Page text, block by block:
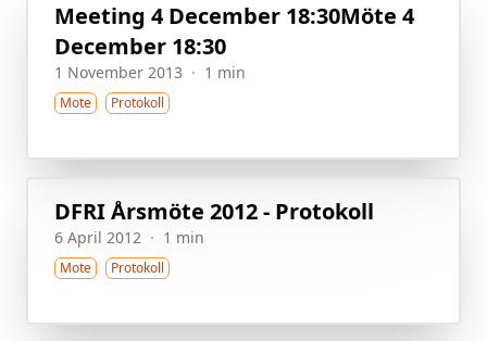
Meeting 4 December 18:30Möte 4
December 18:30
1 November 2013 · 1 min
Mote Protokoll
DFRI Årsmöte 2012 - Protokoll
6 April 2012 · 1 min
Mote Protokoll